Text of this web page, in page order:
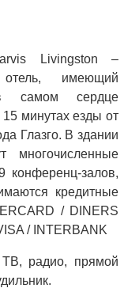
Livingston –
отель, имеющий
в самом сердце
минутах езды от
Глазго. В здании
конференц-залов,
кредитные
/ DINERS
/ INTERBANK
ТВ, радио, прямой